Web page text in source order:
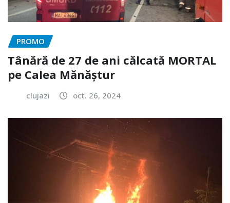
PROMO
Tânără de 27 de ani călcată MORTAL
pe Calea Mănăștur
clujazi oct. 26, 2024